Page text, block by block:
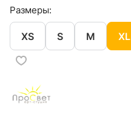
Размеры:
XS S M XL